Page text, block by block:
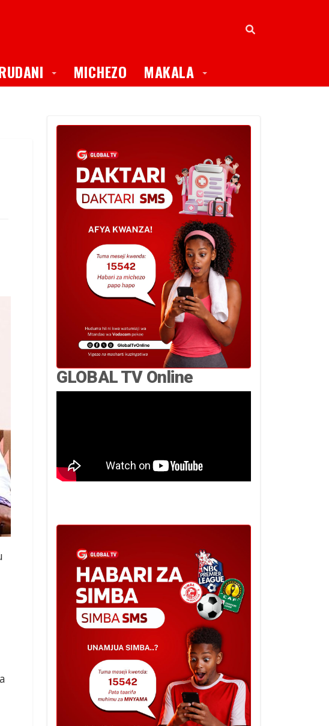
Toggle Dropdown
MICHEZO MAKALA Toggle Dropdown
GLOBAL TV Online